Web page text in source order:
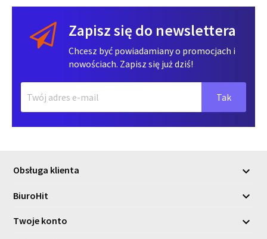
Zapisz się do newslettera
Chcesz być powiadamiany o promocjach i
nowościach. Zapisz się już dziś!
Obsługa klienta 
BiuroHit 
Twoje konto 